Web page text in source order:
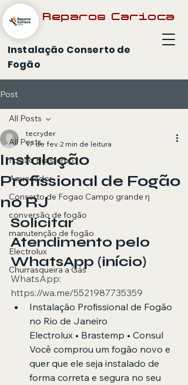
Reparos Carioca
Instalação Conserto de
Fogão
Post
All Posts
Fogão Brastemp
Aquecedor
Conserto de Fogao Campo grande rj
conversão de fogão
manutenção de fogão
Electrolux
Churrasqueira a Gás
All Posts
Instalação
Profissional de Fogão
no RJ
tecryder
17 de fev. 2 min de leitura
Solicitar
Atendimento pelo
WhatsApp (início)
WhatsApp:
https://wa.me/5521987735359
Instalação Profissional de Fogão
no Rio de Janeiro
Electrolux • Brastemp • Consul
Você comprou um fogão novo e
quer que ele seja instalado de
forma correta e segura no seu